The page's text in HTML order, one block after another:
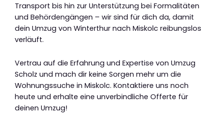
Transport bis hin zur Unterstützung bei Formalitäten
und Behördengängen – wir sind für dich da, damit
dein Umzug von Winterthur nach Miskolc reibungslos
verläuft.
Vertrau auf die Erfahrung und Expertise von Umzug
Scholz und mach dir keine Sorgen mehr um die
Wohnungssuche in Miskolc. Kontaktiere uns noch
heute und erhalte eine unverbindliche Offerte für
deinen Umzug!